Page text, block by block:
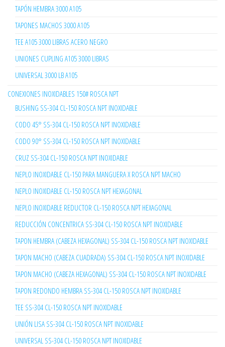
TAPÓN HEMBRA 3000 A105
TAPONES MACHOS 3000 A105
TEE A105 3000 LIBRAS ACERO NEGRO
UNIONES CUPLING A105 3000 LIBRAS
UNIVERSAL 3000 LB A105
CONEXIONES INOXIDABLES 150# ROSCA NPT
BUSHING SS-304 CL-150 ROSCA NPT INOXIDABLE
CODO 45° SS-304 CL-150 ROSCA NPT INOXIDABLE
CODO 90° SS-304 CL-150 ROSCA NPT INOXIDABLE
CRUZ SS-304 CL-150 ROSCA NPT INOXIDABLE
NEPLO INOXIDABLE CL-150 PARA MANGUERA X ROSCA NPT MACHO
NEPLO INOXIDABLE CL-150 ROSCA NPT HEXAGONAL
NEPLO INOXIDABLE REDUCTOR CL-150 ROSCA NPT HEXAGONAL
REDUCCIÓN CONCENTRICA SS-304 CL-150 ROSCA NPT INOXIDABLE
TAPON HEMBRA (CABEZA HEXAGONAL) SS-304 CL-150 ROSCA NPT INOXIDABLE
TAPON MACHO (CABEZA CUADRADA) SS-304 CL-150 ROSCA NPT INOXIDABLE
TAPON MACHO (CABEZA HEXAGONAL) SS-304 CL-150 ROSCA NPT INOXIDABLE
TAPON REDONDO HEMBRA SS-304 CL-150 ROSCA NPT INOXIDABLE
TEE SS-304 CL-150 ROSCA NPT INOXIDABLE
UNIÓN LISA SS-304 CL-150 ROSCA NPT INOXIDABLE
UNIVERSAL SS-304 CL-150 ROSCA NPT INOXIDABLE